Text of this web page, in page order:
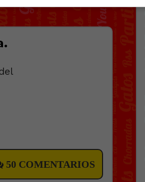
50 COMENTARIOS